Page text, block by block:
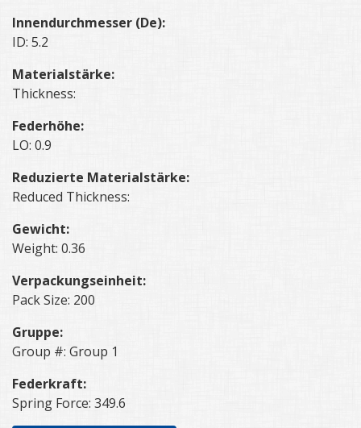
Innendurchmesser (De):
ID: 5.2
Materialstärke:
Thickness:
Federhöhe:
LO: 0.9
Reduzierte Materialstärke:
Reduced Thickness:
Gewicht:
Weight: 0.36
Verpackungseinheit:
Pack Size: 200
Gruppe:
Group #: Group 1
Federkraft:
Spring Force: 349.6